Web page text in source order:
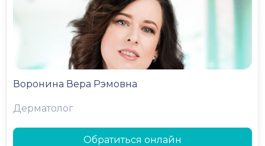
Воронина Вера Рэмовна
Дерматолог
Обратиться онлайн